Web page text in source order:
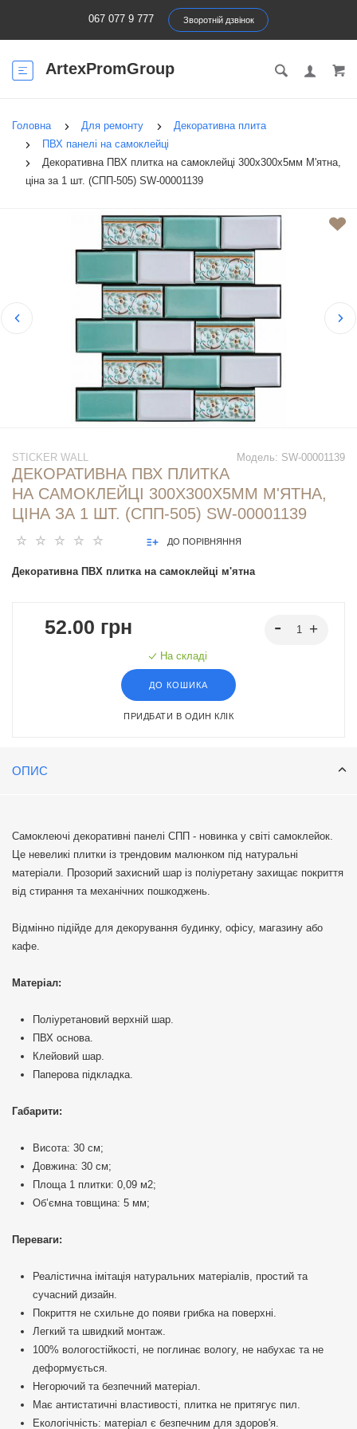
067 077 9 777 Зворотній дзвінок
ArtexPromGroup
Головна Для ремонту
Декоративна плита
ПВХ панелі на самоклейці
Декоративна ПВХ плитка на самоклейці 300х300х5мм М'ятна,
ціна за 1 шт. (СПП-505) SW-00001139
Модель: SW-00001139
STICKER WALL
ДЕКОРАТИВНА ПВХ ПЛИТКА
НА САМОКЛЕЙЦІ 300Х300Х5ММ М'ЯТНА,
ЦІНА ЗА 1 ШТ. (СПП-505) SW-00001139
ДО ПОРІВНЯННЯ
Декоративна ПВХ плитка на самоклейці м'ятна
52.00 грн
На складі
ДО КОШИКА
ПРИДБАТИ В ОДИН КЛІК
ОПИС
Самоклеючі декоративні панелі СПП - новинка у світі самоклейок.
Це невеликі плитки із трендовим малюнком під натуральні
матеріали. Прозорий захисний шар із поліуретану захищає покриття
від стирання та механічних пошкоджень.
Відмінно підійде для декорування будинку, офісу, магазину або
кафе.
Матеріал:
Поліуретановий верхній шар.
ПВХ основа.
Клейовий шар.
Паперова підкладка.
Габарити:
Висота: 30 см;
Довжина: 30 см;
Площа 1 плитки: 0,09 м2;
Об’ємна товщина: 5 мм;
Переваги:
Реалістична імітація натуральних матеріалів, простий та
сучасний дизайн.
Покриття не схильне до появи грибка на поверхні.
Легкий та швидкий монтаж.
100% вологостійкості, не поглинає вологу, не набухає та не
деформується.
Негорючий та безпечний матеріал.
Має антистатичні властивості, плитка не притягує пил.
Екологічність: матеріал є безпечним для здоров'я.